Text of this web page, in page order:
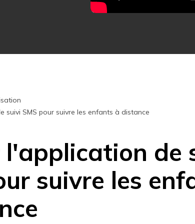
Essai Gratuit en Ligne
Essai Gratuit en Ligne
suivi SMS pour suivre les enfants à distance
l'application de
suivre les